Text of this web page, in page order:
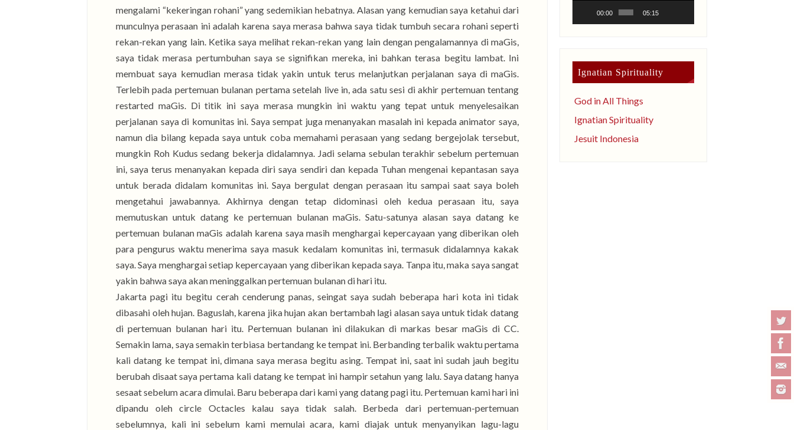
mengalami “kekeringan rohani” yang sedemikian hebatnya. Alasan yang kemudian saya ketahui dari
munculnya perasaan ini adalah karena saya merasa bahwa saya tidak tumbuh secara rohani seperti
rekan-rekan yang lain. Ketika saya melihat rekan-rekan yang lain dengan pengalamannya di maGis,
saya tidak merasa pertumbuhan saya se signifikan mereka, ini bahkan terasa begitu lambat. Ini
membuat saya kemudian merasa tidak yakin untuk terus melanjutkan perjalanan saya di maGis.
Terlebih pada pertemuan bulanan pertama setelah live in, ada satu sesi di akhir pertemuan tentang
restarted maGis. Di titik ini saya merasa mungkin ini waktu yang tepat untuk menyelesaikan
perjalanan saya di komunitas ini. Saya sempat juga menanyakan masalah ini kepada animator saya,
namun dia bilang kepada saya untuk coba memahami perasaan yang sedang bergejolak tersebut,
mungkin Roh Kudus sedang bekerja didalamnya. Jadi selama sebulan terakhir sebelum pertemuan
ini, saya terus menanyakan kepada diri saya sendiri dan kepada Tuhan mengenai kepantasan saya
untuk berada didalam komunitas ini. Saya bergulat dengan perasaan itu sampai saat saya boleh
mengetahui jawabannya. Akhirnya dengan tetap didominasi oleh kedua perasaan itu, saya
memutuskan untuk datang ke pertemuan bulanan maGis. Satu-satunya alasan saya datang ke
pertemuan bulanan maGis adalah karena saya masih menghargai kepercayaan yang diberikan oleh
para pengurus waktu menerima saya masuk kedalam komunitas ini, termasuk didalamnya kakak
saya. Saya menghargai setiap kepercayaan yang diberikan kepada saya. Tanpa itu, maka saya sangat
yakin bahwa saya akan meninggalkan pertemuan bulanan di hari itu.
Jakarta pagi itu begitu cerah cenderung panas, seingat saya sudah beberapa hari kota ini tidak
dibasahi oleh hujan. Baguslah, karena jika hujan akan bertambah lagi alasan saya untuk tidak datang
di pertemuan bulanan hari itu. Pertemuan bulanan ini dilakukan di markas besar maGis di CC.
Semakin lama, saya semakin terbiasa bertandang ke tempat ini. Berbanding terbalik waktu pertama
kali datang ke tempat ini, dimana saya merasa begitu asing. Tempat ini, saat ini sudah jauh begitu
berubah disaat saya pertama kali datang ke tempat ini hampir setahun yang lalu. Saya datang hanya
sesaat sebelum acara dimulai. Baru beberapa dari kami yang datang pagi itu. Pertemuan kami hari ini
dipandu oleh circle Octacles kalau saya tidak salah. Berbeda dari pertemuan-pertemuan
sebelumnya, kali ini sebelum kami memulai acara, kami diajak untuk menyanyikan lagu-lagu
00:00 05:15
Ignatian Spirituality
God in All Things
Ignatian Spirituality
Jesuit Indonesia